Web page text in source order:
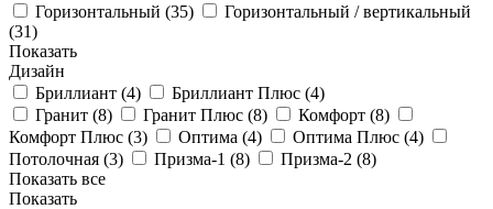
Горизонтальный (35)
Горизонтальный / вертикальный
(31)
Показать
Дизайн
Бриллиант (4) Бриллиант Плюс (4)
Гранит (8) Гранит Плюс (8) Комфорт (8)
Комфорт Плюс (3) Оптима (4) Оптима Плюс (4)
Потолочная (3) Призма-1 (8) Призма-2 (8)
Показать все
Показать